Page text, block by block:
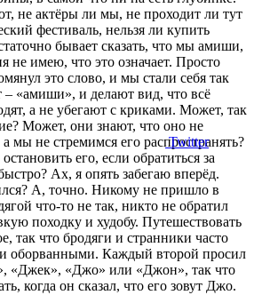
не актёры ли мы, не проходит ли тут
фестиваль, нельзя ли купить
бывает сказать, что мы амиши,
не имею, что это означает. Просто
это слово, и мы стали себя так
«амиши», и делают вид, что всё
а не убегают с криками. Может, так
Может, они знают, что оно не
а мы не стремимся его распространять?
его, если обратиться за
Ах, я опять забегаю вперёд.
А, точно. Никому не пришло в
что-то не так, никто не обратил
походку и худобу. Путешествовать
так что бродяги и странники часто
оборванными. Каждый второй просил
«Джек», «Джо» или «Джон», так что
когда он сказал, что его зовут Джо.
Twitter